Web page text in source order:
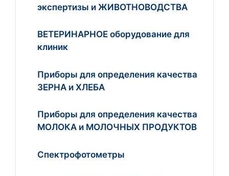
экспертизы и ЖИВОТНОВОДСТВА
ВЕТЕРИНАРНОЕ оборудование для
клиник
Приборы для определения качества
ЗЕРНА и ХЛЕБА
Приборы для определения качества
МОЛОКА и МОЛОЧНЫХ ПРОДУКТОВ
Спектрофотометры